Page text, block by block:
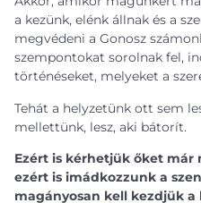
a kezünk, elénk állnak és a
megvédeni a Gonosz
szempontokat sorolnak fel,
történéseket, melyeket a
Tehát a helyzetünk ott sem
mellettünk, lesz, aki bátorít.
Ezért is kérhetjük őket már
ezért is imádkozzunk a
magányosan kell kezdjük